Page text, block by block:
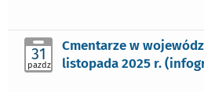
31
pazdz
Cmentarze w
listopada 2025 r.